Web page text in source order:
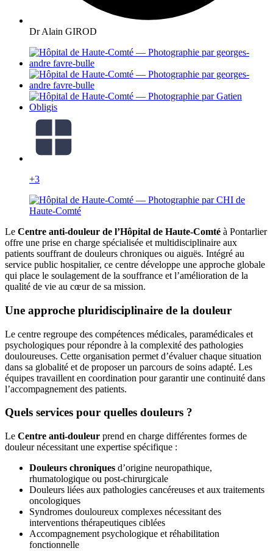
Dr Alain GIROD
+3
Le Centre anti-douleur de l’Hôpital de Haute-Comté à Pontarlier
offre une prise en charge spécialisée et multidisciplinaire aux
patients souffrant de douleurs chroniques ou aiguës. Intégré au
service public hospitalier, ce centre développe une approche globale
qui place le soulagement de la souffrance et l’amélioration de la
qualité de vie au cœur de sa mission.
Une approche pluridisciplinaire de la douleur
Le centre regroupe des compétences médicales, paramédicales et
psychologiques pour répondre à la complexité des pathologies
douloureuses. Cette organisation permet d’évaluer chaque situation
dans sa globalité et de proposer un parcours de soins adapté. Les
équipes travaillent en coordination pour garantir une continuité dans
l’accompagnement des patients.
Quels services pour quelles douleurs ?
Le Centre anti-douleur prend en charge différentes formes de
douleur nécessitant une expertise spécifique :
Douleurs chroniques d’origine neuropathique,
rhumatologique ou post-chirurgicale
Douleurs liées aux pathologies cancéreuses et aux traitements
oncologiques
Syndromes douloureux complexes nécessitant des
interventions thérapeutiques ciblées
Accompagnement psychologique et réhabilitation
fonctionnelle